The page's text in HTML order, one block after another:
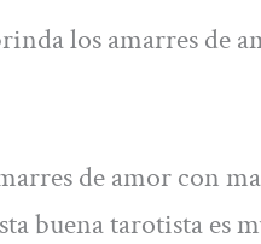
los amarres de
de amor con
buena tarotista es